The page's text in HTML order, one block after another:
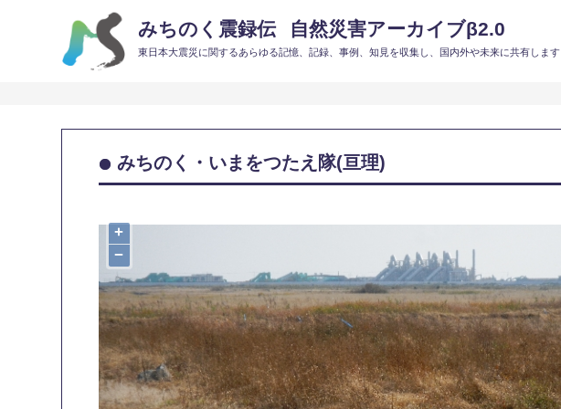
みちのく震録伝 自然災害アーカイブβ2.0
東日本大震災に関するあらゆる記憶、記録、事例、知見を収集し、国内外や未来に共有します
みちのく・いまをつたえ隊(亘理)
+
−